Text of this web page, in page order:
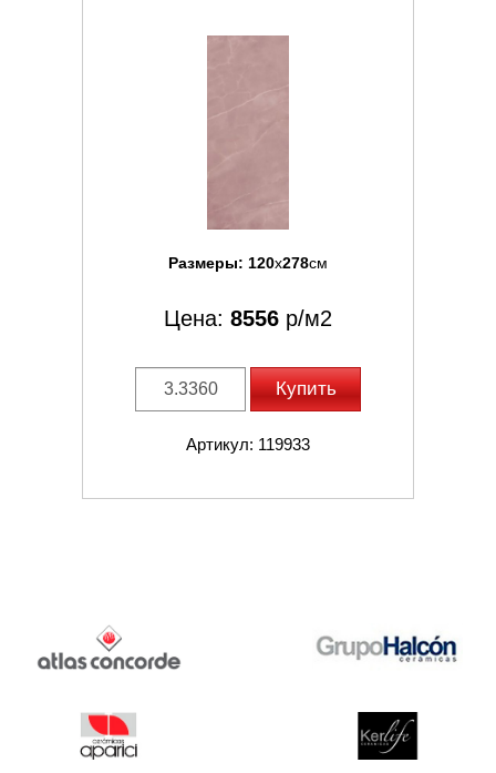
Размеры: 120x278см
Цена: 8556 р/м2
Купить
Артикул: 119933